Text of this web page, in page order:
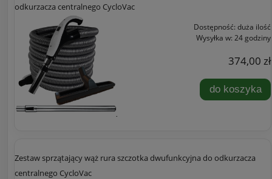
odkurzacza centralnego CycloVac
Dostępność: duża ilość
Wysyłka w: 24 godziny
374,00 zł
do koszyka
Zestaw sprzątający wąż rura szczotka dwufunkcyjna do odkurzacza
centralnego CycloVac